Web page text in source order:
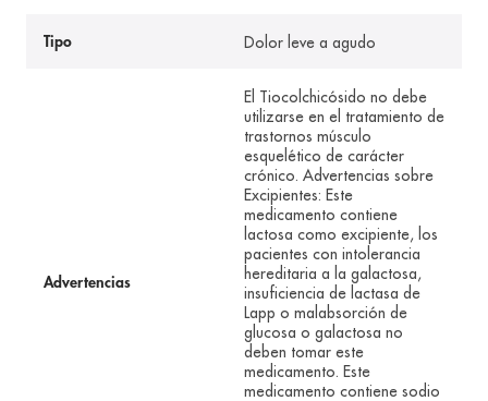
Tipo Dolor leve a agudo
Advertencias
El Tiocolchicósido no debe
utilizarse en el tratamiento de
trastornos músculo
esquelético de carácter
crónico. Advertencias sobre
Excipientes: Este
medicamento contiene
lactosa como excipiente, los
pacientes con intolerancia
hereditaria a la galactosa,
insuficiencia de lactasa de
Lapp o malabsorción de
glucosa o galactosa no
deben tomar este
medicamento. Este
medicamento contiene sodio